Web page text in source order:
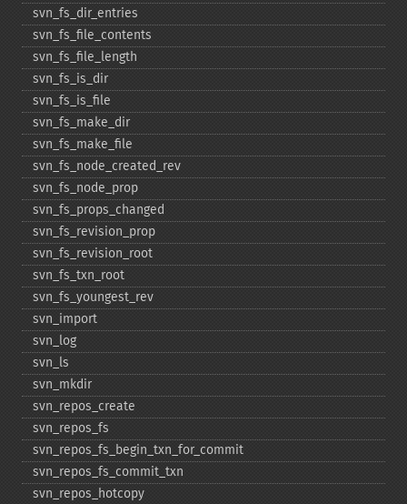
svn_​fs_​dir_​entries
svn_​fs_​file_​contents
svn_​fs_​file_​length
svn_​fs_​is_​dir
svn_​fs_​is_​file
svn_​fs_​make_​dir
svn_​fs_​make_​file
svn_​fs_​node_​created_​rev
svn_​fs_​node_​prop
svn_​fs_​props_​changed
svn_​fs_​revision_​prop
svn_​fs_​revision_​root
svn_​fs_​txn_​root
svn_​fs_​youngest_​rev
svn_​import
svn_​log
svn_​ls
svn_​mkdir
svn_​repos_​create
svn_​repos_​fs
svn_​repos_​fs_​begin_​txn_​for_​commit
svn_​repos_​fs_​commit_​txn
svn_​repos_​hotcopy